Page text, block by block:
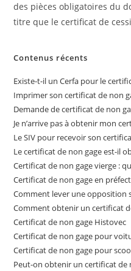
des pièces obligatoires du
titre que le certificat de
Contenus récents
Existe-t-il un Cerfa pour le
Imprimer son certificat de non
Demande de certificat de non
Je n’arrive pas à obtenir mon
Le SIV pour recevoir son
Le certificat de non gage est-il
Certificat de non gage vierge :
Certificat de non gage en
Comment lever une opposition
Comment obtenir un certificat
Certificat de non gage Histovec
Certificat de non gage pour
Certificat de non gage pour
Peut-on obtenir un certificat de